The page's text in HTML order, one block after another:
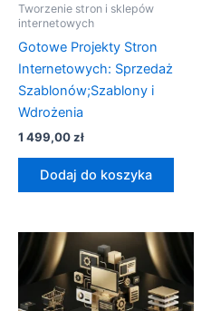
Tworzenie stron i sklepów
internetowych
Gotowe Projekty Stron
Internetowych: Sprzedaż
Szablonów;Szablony i
Wdrożenia
1 499,00zł
Dodaj do koszyka